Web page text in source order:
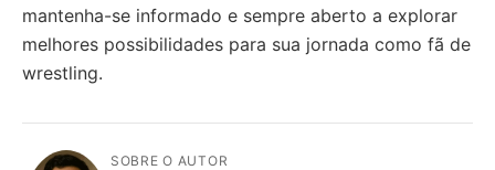
mantenha-se informado e sempre aberto a explorar
melhores possibilidades para sua jornada como fã de
wrestling.
SOBRE O AUTOR